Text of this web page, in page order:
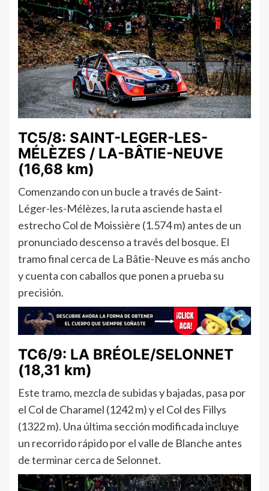
TC5/8: SAINT-LEGER-LES-
MÉLÈZES / LA-BÂTIE-NEUVE
(16,68 km)
Comenzando con un bucle a través de Saint-
Léger-les-Mélèzes, la ruta asciende hasta el
estrecho Col de Moissière (1.574 m) antes de un
pronunciado descenso a través del bosque. El
tramo final cerca de La Bâtie-Neuve es más ancho
y cuenta con caballos que ponen a prueba su
precisión.
TC6/9: LA BRÉOLE/SELONNET
(18,31 km)
Este tramo, mezcla de subidas y bajadas, pasa por
el Col de Charamel (1242 m) y el Col des Fillys
(1322 m). Una última sección modificada incluye
un recorrido rápido por el valle de Blanche antes
de terminar cerca de Selonnet.